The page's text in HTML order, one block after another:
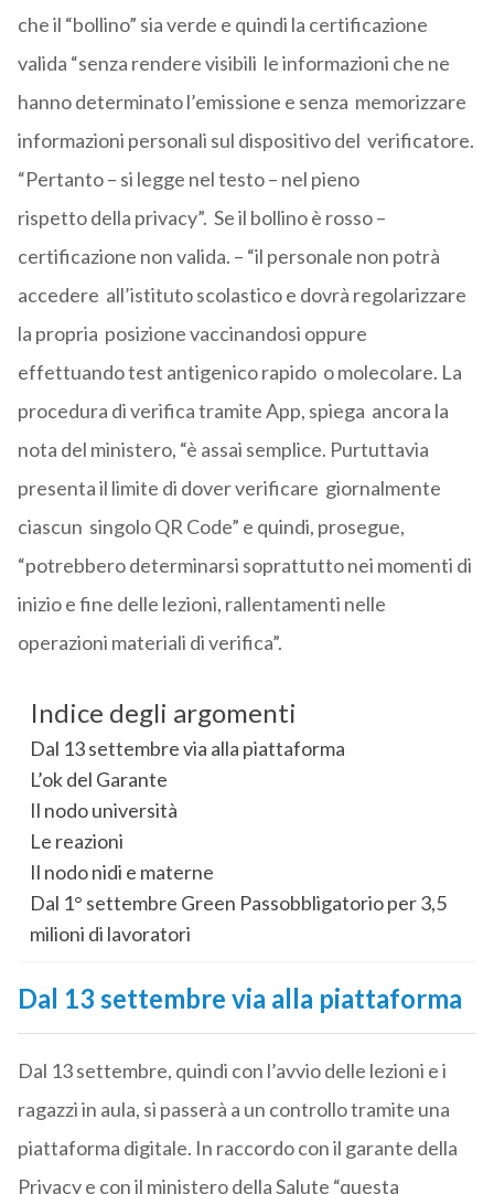
che il “bollino” sia verde e quindi la certificazione
valida “senza rendere visibili le informazioni che ne
hanno determinato l’emissione e senza memorizzare
informazioni personali sul dispositivo del verificatore.
“Pertanto – si legge nel testo – nel pieno
rispetto della privacy”. Se il bollino è rosso –
certificazione non valida. – “il personale non potrà
accedere all’istituto scolastico e dovrà regolarizzare
la propria posizione vaccinandosi oppure
effettuando test antigenico rapido o molecolare. La
procedura di verifica tramite App, spiega ancora la
nota del ministero, “è assai semplice. Purtuttavia
presenta il limite di dover verificare giornalmente
ciascun singolo QR Code” e quindi, prosegue,
“potrebbero determinarsi soprattutto nei momenti di
inizio e fine delle lezioni, rallentamenti nelle
operazioni materiali di verifica”.
Indice degli argomenti
Dal 13 settembre via alla piattaforma
L’ok del Garante
Il nodo università
Le reazioni
Il nodo nidi e materne
Dal 1° settembre Green Passobbligatorio per 3,5
milioni di lavoratori
Dal 13 settembre via alla piattaforma
Dal 13 settembre, quindi con l’avvio delle lezioni e i
ragazzi in aula, si passerà a un controllo tramite una
piattaforma digitale. In raccordo con il garante della
Privacy e con il ministero della Salute “questa